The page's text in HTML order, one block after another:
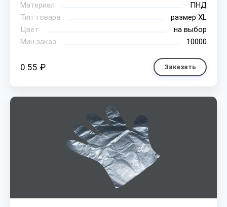
Материал
ПНД
Тип товара
размер XL
Цвет
на выбор
Мин.заказ
10000
0.55 ₽ Заказать